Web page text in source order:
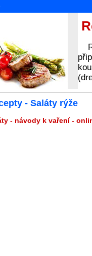
- Saláty rýže
- návody k vaření -